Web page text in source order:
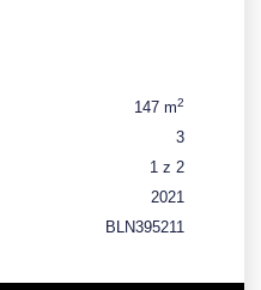
147 m2
3
1 z 2
2021
BLN395211